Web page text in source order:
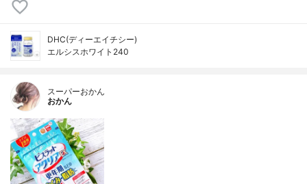
DHC(ディーエイチシー)
エルシスホワイト240
スーパーおかん
おかん